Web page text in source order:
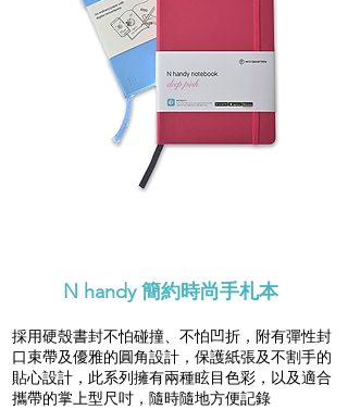
N handy 簡約時尚手札本
採用硬殼書封不怕碰撞、不怕凹折，附有彈性封
口束帶及優雅的圓角設計，保護紙張及不割手的
貼心設計，此系列擁有兩種眩目色彩，以及適合
攜帶的掌上型尺吋，隨時隨地方便記錄